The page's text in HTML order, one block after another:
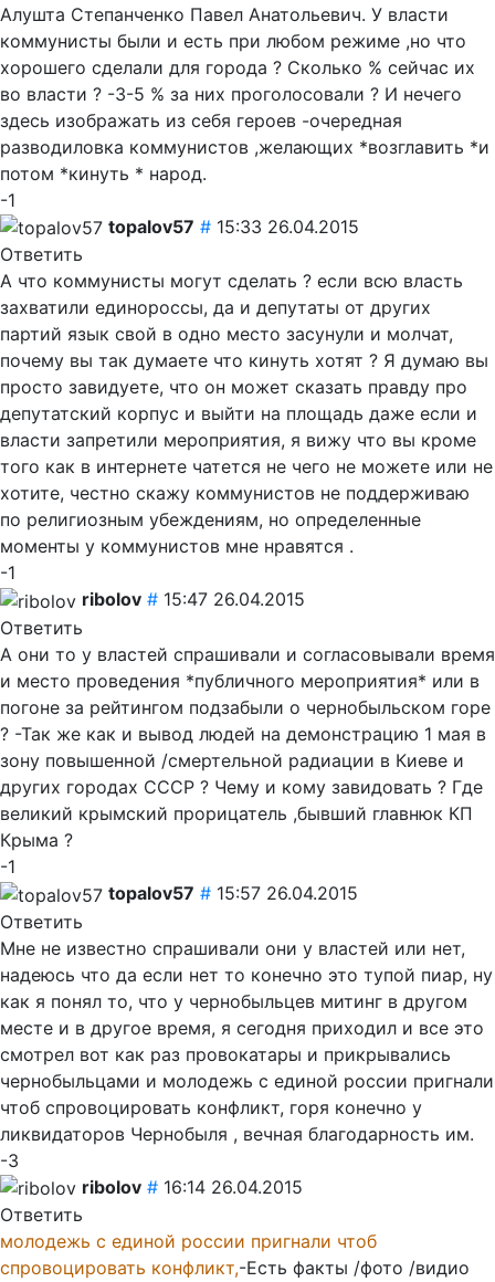
Алушта Степанченко Павел Анатольевич. У власти
коммунисты были и есть при любом режиме ,но что
хорошего сделали для города ? Сколько % сейчас их
во власти ? -3-5 % за них проголосовали ? И нечего
здесь изображать из себя героев -очередная
разводиловка коммунистов ,желающих *возглавить *и
потом *кинуть * народ.
-1
topalov57 # 15:33 26.04.2015
Ответить
А что коммунисты могут сделать ? если всю власть
захватили единороссы, да и депутаты от других
партий язык свой в одно место засунули и молчат,
почему вы так думаете что кинуть хотят ? Я думаю вы
просто завидуете, что он может сказать правду про
депутатский корпус и выйти на площадь даже если и
власти запретили мероприятия, я вижу что вы кроме
того как в интернете чатется не чего не можете или не
хотите, честно скажу коммунистов не поддерживаю
по религиозным убеждениям, но определенные
моменты у коммунистов мне нравятся .
-1
ribolov # 15:47 26.04.2015
Ответить
А они то у властей спрашивали и согласовывали время
и место проведения *публичного мероприятия* или в
погоне за рейтингом подзабыли о чернобыльском горе
? -Так же как и вывод людей на демонстрацию 1 мая в
зону повышенной /смертельной радиации в Киеве и
других городах СССР ? Чему и кому завидовать ? Где
великий крымский прорицатель ,бывший главнюк КП
Крыма ?
-1
topalov57 # 15:57 26.04.2015
Ответить
Мне не известно спрашивали они у властей или нет,
надеюсь что да если нет то конечно это тупой пиар, ну
как я понял то, что у чернобыльцев митинг в другом
месте и в другое время, я сегодня приходил и все это
смотрел вот как раз провокатары и прикрывались
чернобыльцами и молодежь с единой россии пригнали
чтоб спровоцировать конфликт, горя конечно у
ликвидаторов Чернобыля , вечная благодарность им.
-3
ribolov # 16:14 26.04.2015
Ответить
молодежь с единой россии пригнали чтоб
спровоцировать конфликт,-Есть факты /фото /видио